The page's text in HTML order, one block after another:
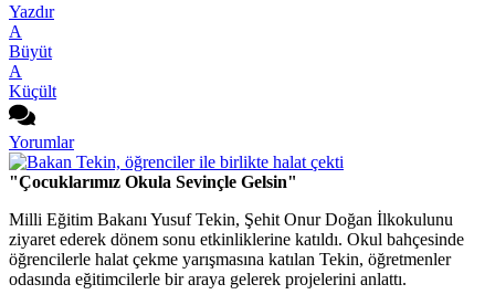
Yazdır
A
Büyüt
A
Küçült
Yorumlar
"Çocuklarımız Okula Sevinçle Gelsin"
Milli Eğitim Bakanı Yusuf Tekin, Şehit Onur Doğan İlkokulunu
ziyaret ederek dönem sonu etkinliklerine katıldı. Okul bahçesinde
öğrencilerle halat çekme yarışmasına katılan Tekin, öğretmenler
odasında eğitimcilerle bir araya gelerek projelerini anlattı.